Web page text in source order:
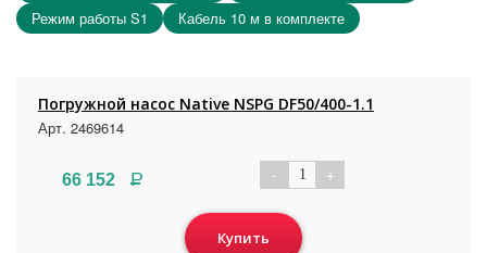
Режим работы S1
Кабель 10 м в комплекте
Погружной насос Native NSPG DF50/400-1.1
Арт. 2469614
66 152 Р - 1 +
Купить